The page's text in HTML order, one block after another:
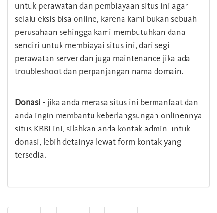
untuk perawatan dan pembiayaan situs ini agar
selalu eksis bisa online, karena kami bukan sebuah
perusahaan sehingga kami membutuhkan dana
sendiri untuk membiayai situs ini, dari segi
perawatan server dan juga maintenance jika ada
troubleshoot dan perpanjangan nama domain.
Donasi - jika anda merasa situs ini bermanfaat dan
anda ingin membantu keberlangsungan onlinennya
situs KBBI ini, silahkan anda kontak admin untuk
donasi, lebih detainya lewat form kontak yang
tersedia.